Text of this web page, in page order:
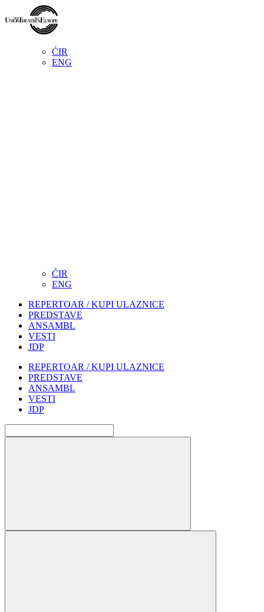
ĆIR
ENG
ĆIR
ENG
REPERTOAR / KUPI ULAZNICE
PREDSTAVE
ANSAMBL
VESTI
JDP
REPERTOAR / KUPI ULAZNICE
PREDSTAVE
ANSAMBL
VESTI
JDP